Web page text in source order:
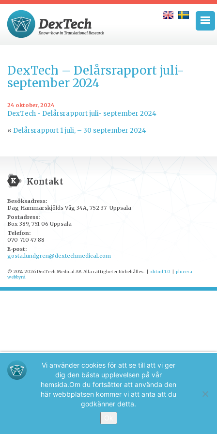
DexTech – Delårsrapport juli-
september 2024
24 oktober, 2024
DexTech - Delårsrapport juli- september 2024
« Delårsrapport 1 juli, – 30 september 2024
Kontakt
Besöksadress:
Dag Hammarskjölds Väg 34A, 752 37 Uppsala
Postadress:
Box 389, 751 06 Uppsala
Telefon:
070-710 47 88
E-post:
gosta.lundgren@dextechmedical.com
© 2014-2026 DexTech Medical AB. Alla rättigheter förbehålles. | xhtml 1.0 | plucera
webbyrå
Vi använder cookies för att se till att vi ger
dig den bästa upplevelsen på vår
hemsida.Om du fortsätter att använda den
här webbplatsen kommer vi att anta att du
godkänner detta.